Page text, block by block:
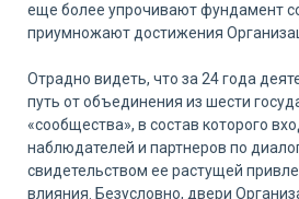
еще более упрочивают фундамент
приумножают достижения
Отрадно видеть, что за 24 года
путь от объединения из шести
«сообщества», в состав которого
наблюдателей и партнеров по
свидетельством ее растущей
влияния. Безусловно, двери